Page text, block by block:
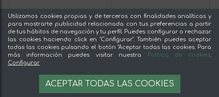
Utilizamos cookies propias y de terceros con finalidades analíticas y
para mostrarte publicidad relacionada con tus preferencias a partir
de tus hábitos de navegación y tu perfil. Puedes configurar o rechazar
las cookies haciendo click en "Configurar". También puedes aceptar
todas las cookies pulsando el botón "Aceptar todas las cookies. Para
más información puedes visitar nuestra
Política de cookies.
Configurar
ACEPTAR TODAS LAS COOKIES